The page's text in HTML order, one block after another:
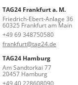
TAG24 Frankfurt a. M.
Friedrich-Ebert-Anlage 36
60325 Frankfurt am Main
+49 69 348750580
frankfurt@tag24.de
TAG24 Hamburg
Am Sandtorkai 77
20457 Hamburg
+49 40 228608090